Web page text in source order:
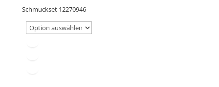
Schmuckset 12270946